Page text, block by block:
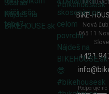
BIKE-
Nová
065 11
+421